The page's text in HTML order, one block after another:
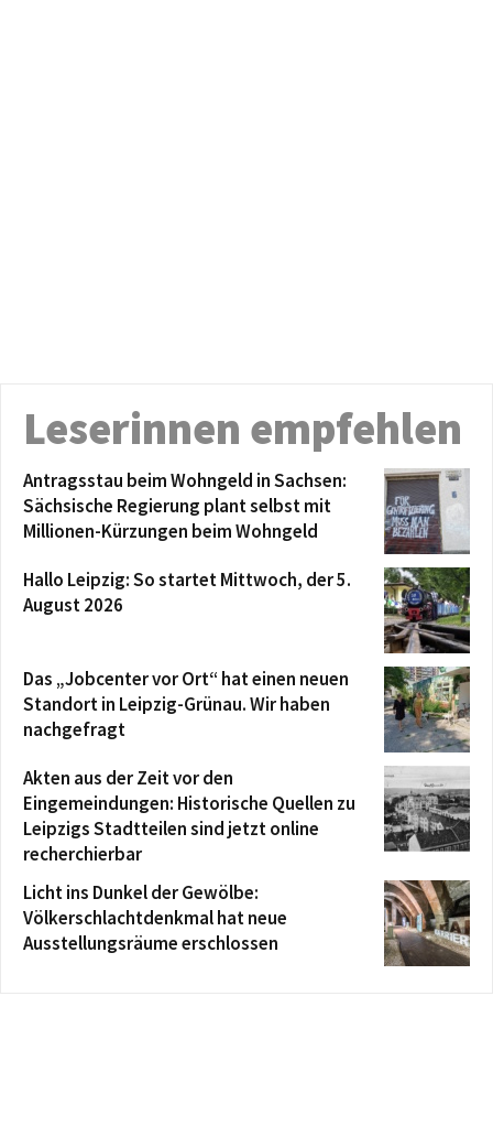
Leserinnen empfehlen
Antragsstau beim Wohngeld in Sachsen:
Sächsische Regierung plant selbst mit
Millionen-Kürzungen beim Wohngeld
Hallo Leipzig: So startet Mittwoch, der 5.
August 2026
Das „Jobcenter vor Ort“ hat einen neuen
Standort in Leipzig-Grünau. Wir haben
nachgefragt
Akten aus der Zeit vor den
Eingemeindungen: Historische Quellen zu
Leipzigs Stadtteilen sind jetzt online
recherchierbar
Licht ins Dunkel der Gewölbe:
Völkerschlachtdenkmal hat neue
Ausstellungsräume erschlossen